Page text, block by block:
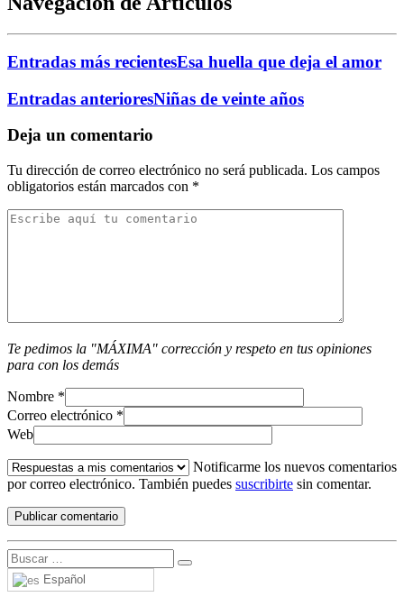
Entradas más recientesEsa huella que deja el amor
Entradas anterioresNiñas de veinte años
Deja un comentario
Tu dirección de correo electrónico no será publicada. Los campos
obligatorios están marcados con *
Te pedimos la "MÁXIMA" corrección y respeto en tus opiniones
para con los demás
Nombre *
Correo electrónico *
Web
Notificarme los nuevos comentarios
por correo electrónico. También puedes suscribirte sin comentar.
Español